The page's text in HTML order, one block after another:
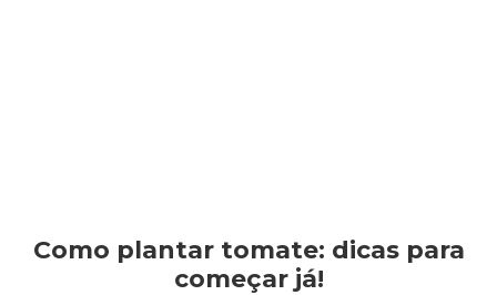
Cultivo e Manutenção
Como plantar tomate: dicas para
começar já!